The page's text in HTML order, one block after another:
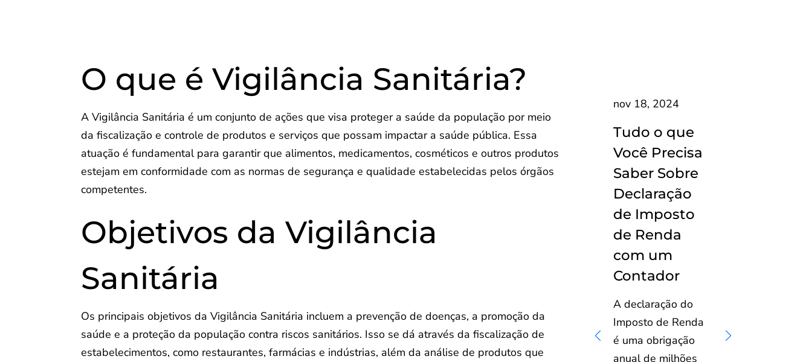
O que é Vigilância Sanitária?
A Vigilância Sanitária é um conjunto de ações que visa proteger a saúde da população por meio
da fiscalização e controle de produtos e serviços que possam impactar a saúde pública. Essa
atuação é fundamental para garantir que alimentos, medicamentos, cosméticos e outros produtos
estejam em conformidade com as normas de segurança e qualidade estabelecidas pelos órgãos
competentes.
Objetivos da Vigilância
Sanitária
Os principais objetivos da Vigilância Sanitária incluem a prevenção de doenças, a promoção da
saúde e a proteção da população contra riscos sanitários. Isso se dá através da fiscalização de
estabelecimentos, como restaurantes, farmácias e indústrias, além da análise de produtos que
nov 18, 2024
Tudo o que
Você Precisa
Saber Sobre
Declaração
de Imposto
de Renda
com um
Contador
A declaração do
Imposto de Renda
é uma obrigação
anual de milhões